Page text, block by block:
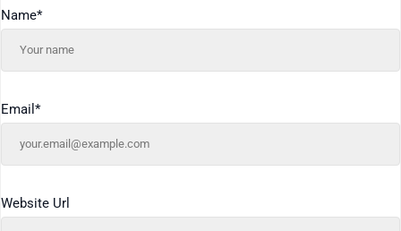
Name*
Email *
Website Url